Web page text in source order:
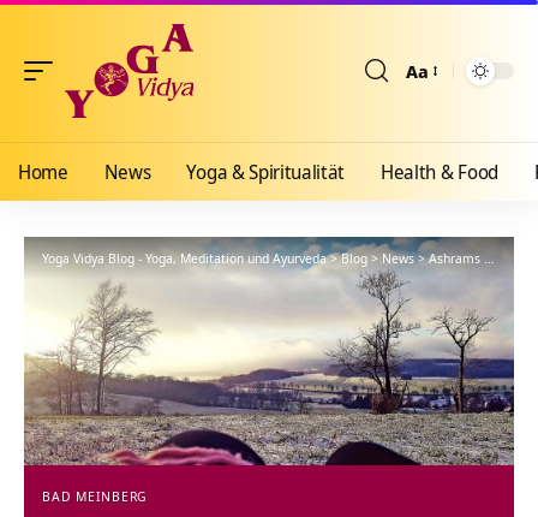
Aa
Home News Yoga & Spiritualität Health & Food
Yoga Vidya Blog - Yoga, Meditation und Ayurveda>Blog > News>Ashrams Bad
BAD MEINBERG